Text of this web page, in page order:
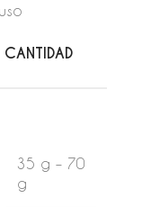
CANTIDAD
35 g – 70
g